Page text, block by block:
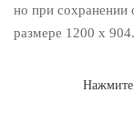
Нажмите
но при сохранении
размере 1200 x 904.